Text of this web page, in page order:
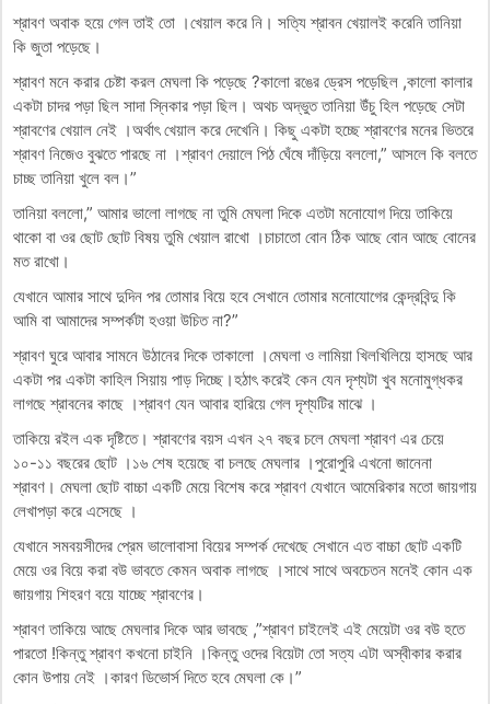
শ্রাবণ অবাক হয়ে গেল তাই তো ।খেয়াল করে নি। সত্যি শ্রাবন খেয়ালই করেনি তানিয়া
কি জুতা পড়েছে।
শ্রাবণ মনে করার চেষ্টা করল মেঘলা কি পড়েছে ?কালো রঙের ড্রেস পড়েছিল ,কালো কালার
একটা চাদর পড়া ছিল সাদা স্নিকার পড়া ছিল। অথচ অদ্ভুত তানিয়া উঁচু হিল পড়েছে সেটা
শ্রাবণের খেয়াল নেই ।অর্থাৎ খেয়াল করে দেখেনি। কিছু একটা হচ্ছে শ্রাবণের মনের ভিতরে
শ্রাবণ নিজেও বুঝতে পারছে না ।শ্রাবণ দেয়ালে পিঠ ঘেঁষে দাঁড়িয়ে বললো,” আসলে কি বলতে
চাচ্ছ তানিয়া খুলে বল।”
তানিয়া বললো,” আমার ভালো লাগছে না তুমি মেঘলা দিকে এতটা মনোযোগ দিয়ে তাকিয়ে
থাকো বা ওর ছোট ছোট বিষয় তুমি খেয়াল রাখো ।চাচাতো বোন ঠিক আছে বোন আছে বোনের
মত রাখো।
যেখানে আমার সাথে দুদিন পর তোমার বিয়ে হবে সেখানে তোমার মনোযোগের কেন্দ্রবিন্দু কি
আমি বা আমাদের সম্পর্কটা হওয়া উচিত না?”
শ্রাবণ ঘুরে আবার সামনে উঠানের দিকে তাকালো ।মেঘলা ও লামিয়া খিলখিলিয়ে হাসছে আর
একটা পর একটা কাহিল সিয়ায় পাড় দিচ্ছে।হঠাৎ করেই কেন যেন দৃশ্যটা খুব মনোমুগ্ধকর
লাগছে শ্রাবনের কাছে ।শ্রাবণ যেন আবার হারিয়ে গেল দৃশ্যটির মাঝে ।
তাকিয়ে রইল এক দৃষ্টিতে। শ্রাবণের বয়স এখন ২৭ বছর চলে মেঘলা শ্রাবণ এর চেয়ে
১০-১১ বছরের ছোট ।১৬ শেষ হয়েছে বা চলছে মেঘলার ।পুরোপুরি এখনো জানেনা
শ্রাবণ। মেঘলা ছোট বাচ্চা একটি মেয়ে বিশেষ করে শ্রাবণ যেখানে আমেরিকার মতো জায়গায়
লেখাপড়া করে এসেছে ।
যেখানে সমবয়সীদের প্রেম ভালোবাসা বিয়ের সম্পর্ক দেখেছে সেখানে এত বাচ্চা ছোট একটি
মেয়ে ওর বিয়ে করা বউ ভাবতে কেমন অবাক লাগছে ।সাথে সাথে অবচেতন মনেই কোন এক
জায়গায় শিহরণ বয়ে যাচ্ছে শ্রাবণের।
শ্রাবণ তাকিয়ে আছে মেঘলার দিকে আর ভাবছে ,”শ্রাবণ চাইলেই এই মেয়েটা ওর বউ হতে
পারতো !কিন্তু শ্রাবণ কখনো চাইনি ।কিন্তু ওদের বিয়েটা তো সত্য এটা অস্বীকার করার
কোন উপায় নেই ।কারণ ডিভোর্স দিতে হবে মেঘলা কে।”